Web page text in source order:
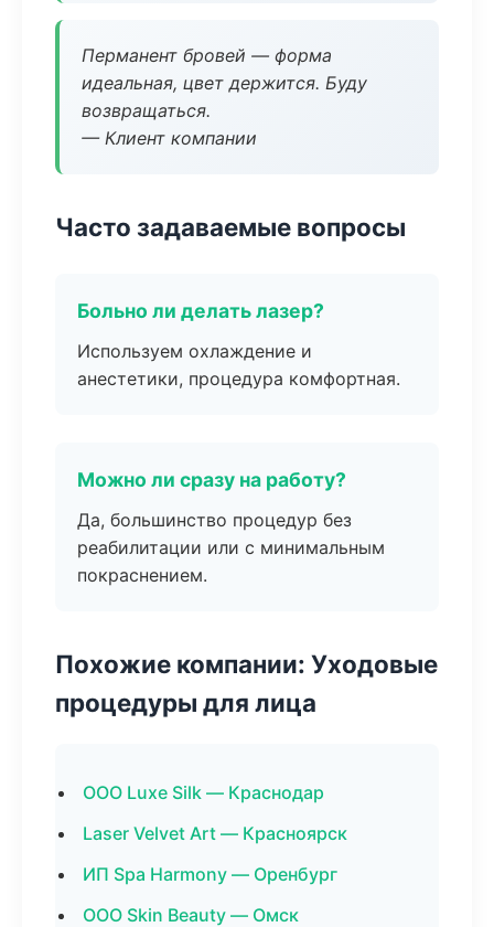
Перманент бровей — форма
идеальная, цвет держится. Буду
возвращаться.
— Клиент компании
Часто задаваемые вопросы
Больно ли делать лазер?
Используем охлаждение и
анестетики, процедура комфортная.
Можно ли сразу на работу?
Да, большинство процедур без
реабилитации или с минимальным
покраснением.
Похожие компании: Уходовые
процедуры для лица
ООО Luxe Silk — Краснодар
Laser Velvet Art — Красноярск
ИП Spa Harmony — Оренбург
ООО Skin Beauty — Омск